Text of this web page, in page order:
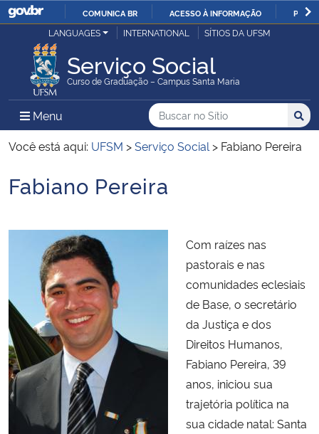
IR
O
COMUNICA BR ACESSO À INFORMAÇÃO
Ministério da Justiça e Segurança Pública
Ministério da Defesa
Ministério das Relações Exteriores
Ministério da Economia
Ministério da Agricultura, Pecuária e Abastecimento
Ministério da Educação
Ministério da Cidadania
Ministério da Saúde
Ministério de Minas e Energia
LANGUAGES INTERNATIONAL SÍTIOS DA UFSM
Serviço Social
Curso de Graduação – Campus Santa Maria
Menu Menu Principal do Sítio
Busca
Buscar no no Sítio
Busca:
Você está aqui: UFSM >Serviço Social > Fabiano Pereira
Início do conteúdo
Fabiano Pereira
Com raízes nas
pastorais e nas
comunidades eclesiais
de Base, o secretário
da Justiça e dos
Direitos Humanos,
Fabiano Pereira, 39
anos, iniciou sua
trajetória política na
sua cidade natal: Santa